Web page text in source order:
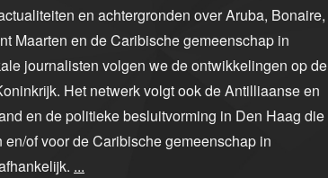
en achtergronden over Aruba, Bonaire,
Maarten en de Caribische gemeenschap in
journalisten volgen we de ontwikkelingen op de
Het netwerk volgt ook de Antilliaanse en
en de politieke besluitvorming in Den Haag die
of voor de Caribische gemeenschap in
...